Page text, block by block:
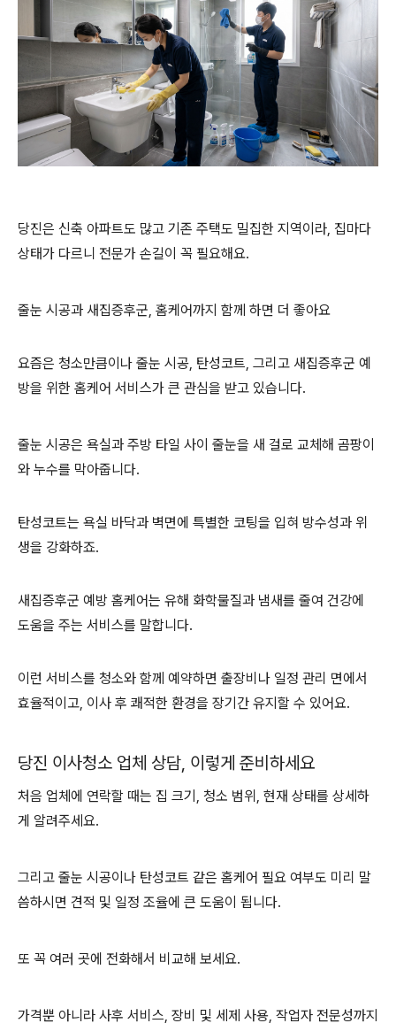
당진은 신축 아파트도 많고 기존 주택도 밀집한 지역이라, 집마다
상태가 다르니 전문가 손길이 꼭 필요해요.
줄눈 시공과 새집증후군, 홈케어까지 함께 하면 더 좋아요
요즘은 청소만큼이나 줄눈 시공, 탄성코트, 그리고 새집증후군 예
방을 위한 홈케어 서비스가 큰 관심을 받고 있습니다.
줄눈 시공은 욕실과 주방 타일 사이 줄눈을 새 걸로 교체해 곰팡이
와 누수를 막아줍니다.
탄성코트는 욕실 바닥과 벽면에 특별한 코팅을 입혀 방수성과 위
생을 강화하죠.
새집증후군 예방 홈케어는 유해 화학물질과 냄새를 줄여 건강에
도움을 주는 서비스를 말합니다.
이런 서비스를 청소와 함께 예약하면 출장비나 일정 관리 면에서
효율적이고, 이사 후 쾌적한 환경을 장기간 유지할 수 있어요.
당진 이사청소 업체 상담, 이렇게 준비하세요
처음 업체에 연락할 때는 집 크기, 청소 범위, 현재 상태를 상세하
게 알려주세요.
그리고 줄눈 시공이나 탄성코트 같은 홈케어 필요 여부도 미리 말
씀하시면 견적 및 일정 조율에 큰 도움이 됩니다.
또 꼭 여러 곳에 전화해서 비교해 보세요.
가격뿐 아니라 사후 서비스, 장비 및 세제 사용, 작업자 전문성까지